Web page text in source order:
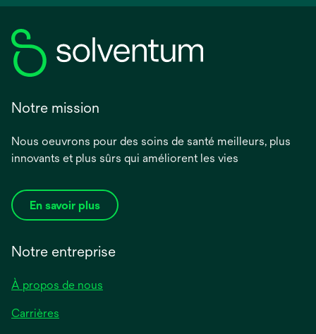
Notre mission
Nous oeuvrons pour des soins de santé meilleurs, plus
innovants et plus sûrs qui améliorent les vies
En savoir plus
Notre entreprise
À propos de nous
Carrières